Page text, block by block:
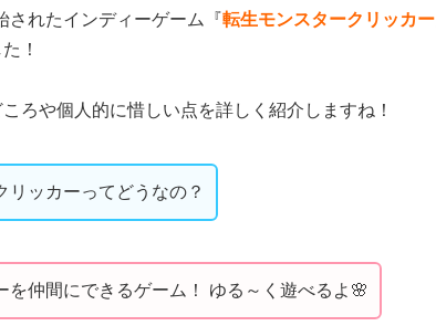
されたインディーゲーム『転生モンスタークリッカー
！
ろや個人的に惜しい点を詳しく紹介しますね！
リッカーってどうなの？
を仲間にできるゲーム！ ゆる～く遊べるよ🌸